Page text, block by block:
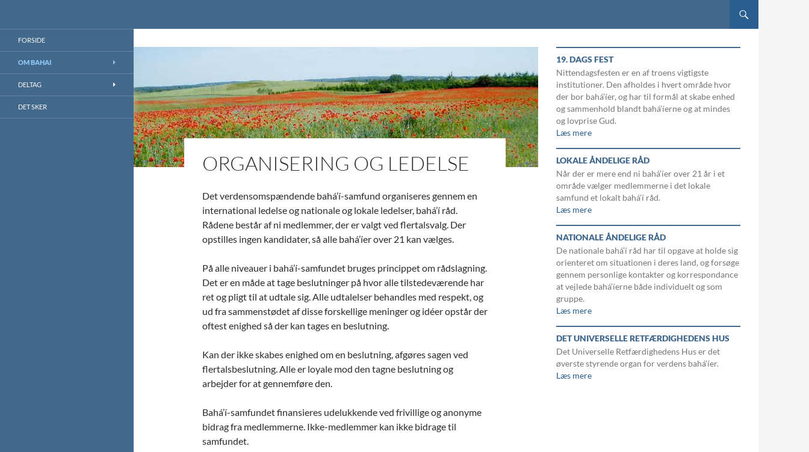
ORGANISERING OG LEDELSE
Det verdensomspændende bahá’í-samfund organiseres gennem en
international ledelse og nationale og lokale ledelser, bahá’í råd.
Rådene består af ni medlemmer, der er valgt ved flertalsvalg. Der
opstilles ingen kandidater, så alle bahá’íer over 21 kan vælges.
På alle niveauer i bahá’í-samfundet bruges princippet om rådslagning.
Det er en måde at tage beslutninger på hvor alle tilstedeværende har
ret og pligt til at udtale sig. Alle udtalelser behandles med respekt, og
ud fra sammenstødet af disse forskellige meninger og idéer opstår der
oftest enighed så der kan tages en beslutning.
Kan der ikke skabes enighed om en beslutning, afgøres sagen ved
flertalsbeslutning. Alle er loyale mod den tagne beslutning og
arbejder for at gennemføre den.
Bahá’í-samfundet finansieres udelukkende ved frivillige og anonyme
bidrag fra medlemmerne. Ikke-medlemmer kan ikke bidrage til
samfundet.
19. DAGS FEST
Nittendagsfesten er en af troens vigtigste
institutioner. Den afholdes i hvert område hvor
der bor bahá’íer, og har til formål at skabe enhed
og sammenhold blandt bahá’íerne og at mindes
og lovprise Gud.
Læs mere
LOKALE ÅNDELIGE RÅD
Når der er mere end ni bahá’íer over 21 år i et
område vælger medlemmerne i det lokale
samfund et lokalt bahá’í råd.
Læs mere
NATIONALE ÅNDELIGE RÅD
De nationale bahá’í råd har til opgave at holde sig
orienteret om situationen i deres land, og forsøge
gennem personlige kontakter og korrespondance
at vejlede bahá’íerne både individuelt og som
gruppe.
Læs mere
DET UNIVERSELLE RETFÆRDIGHEDENS HUS
Det Universelle Retfærdighedens Hus er det
øverste styrende organ for verdens bahá’íer.
Læs mere
FORSIDE
OM BAHAI
DELTAG
DET SKER